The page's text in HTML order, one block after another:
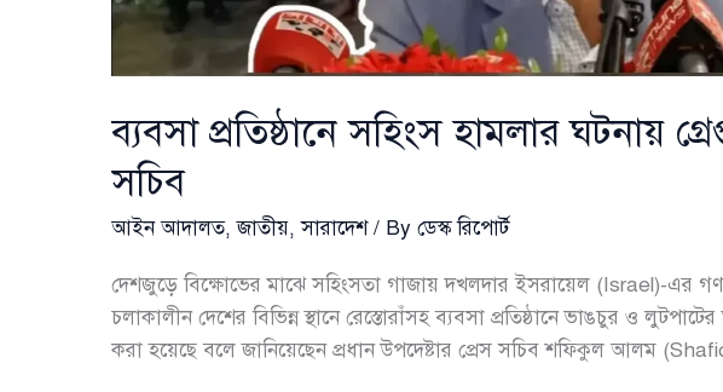
ব্যবসা প্রতিষ্ঠানে সহিংস হামলার ঘটনায়
সচিব
আইন আদালত,জাতীয়,সারাদেশ/ By ডেস্ক রিপোর্ট
দেশজুড়ে বিক্ষোভের মাঝে সহিংসতা গাজায় দখলদার ইসরায়েল (Israel)-এর
চলাকালীন দেশের বিভিন্ন স্থানে রেস্তোরাঁসহ ব্যবসা প্রতিষ্ঠানে ভাঙচুর ও
করা হয়েছে বলে জানিয়েছেন প্রধান উপদেষ্টার প্রেস সচিব শফিকুল আলম